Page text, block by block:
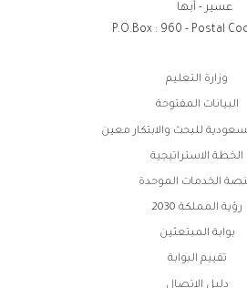
عسير - أبها
P.O.Box : 960 - Postal
وزارة التعليم
البيانات المفتوحة
للبحث والابتكار معين
الخطة الاستراتيجية
الخدمات الموحدة
رؤية المملكة 2030
بوابة المبتعثين
تقييم البوابة
دليل الاتصال